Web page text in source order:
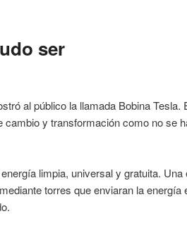
ser
al público la llamada Bobina Tesla.
cambio y transformación como no se
limpia, universal y gratuita.
torres que enviaran la energía